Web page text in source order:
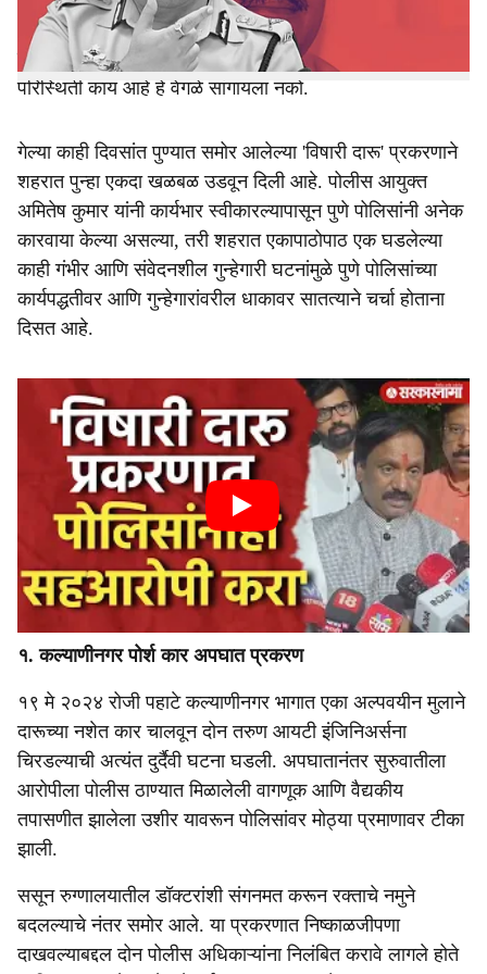
असल्याचे स्पष्टपणे दिसून येते. पुणे पोलीस आयुक्त अमितेष कुमार
गुन्हेगारी कमी झाल्याचे कागदावर कितीही दावे करत असले तरी खरी
परिस्थिती काय आहे हे वेगळे सांगायला नको.
गेल्या काही दिवसांत पुण्यात समोर आलेल्या 'विषारी दारू' प्रकरणाने
शहरात पुन्हा एकदा खळबळ उडवून दिली आहे. पोलीस आयुक्त
अमितेष कुमार यांनी कार्यभार स्वीकारल्यापासून पुणे पोलिसांनी अनेक
कारवाया केल्या असल्या, तरी शहरात एकापाठोपाठ एक घडलेल्या
काही गंभीर आणि संवेदनशील गुन्हेगारी घटनांमुळे पुणे पोलिसांच्या
कार्यपद्धतीवर आणि गुन्हेगारांवरील धाकावर सातत्याने चर्चा होताना
दिसत आहे.
१. कल्याणीनगर पोर्श कार अपघात प्रकरण
१९ मे २०२४ रोजी पहाटे कल्याणीनगर भागात एका अल्पवयीन मुलाने
दारूच्या नशेत कार चालवून दोन तरुण आयटी इंजिनिअर्सना
चिरडल्याची अत्यंत दुर्दैवी घटना घडली. अपघातानंतर सुरुवातीला
आरोपीला पोलीस ठाण्यात मिळालेली वागणूक आणि वैद्यकीय
तपासणीत झालेला उशीर यावरून पोलिसांवर मोठ्या प्रमाणावर टीका
झाली.
ससून रुग्णालयातील डॉक्टरांशी संगनमत करून रक्ताचे नमुने
बदलल्याचे नंतर समोर आले. या प्रकरणात निष्काळजीपणा
दाखवल्याबद्दल दोन पोलीस अधिकाऱ्यांना निलंबित करावे लागले होते